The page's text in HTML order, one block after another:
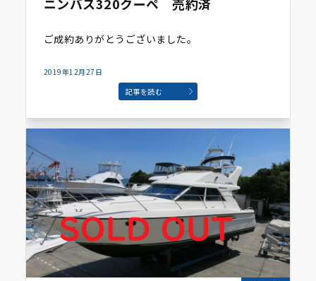
ご成約ありがとうございました。
2019年12月27日
記事を読む